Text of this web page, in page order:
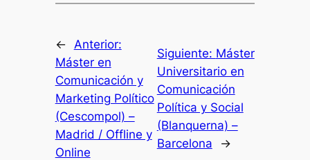
←
Anterior:
Máster en
Comunicación y
Marketing Político
(Cescompol) –
Madrid / Offline y
Online
Siguiente: Máster
Universitario en
Comunicación
Política y Social
(Blanquerna) –
Barcelona
→